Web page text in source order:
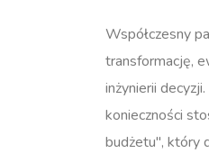
Współczesny
transformację,
inżynierii decyzji.
konieczności
budżetu", który